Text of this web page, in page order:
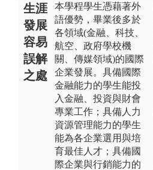
生涯
發展
容易
誤解
之處
本學程學生憑藉著外
語優勢，畢業後多於
各領域(金融、科技、
航空、政府學校機
關、傳媒領域)的國際
企業發展。具備國際
金融能力的學生能投
入金融、投資與財會
專業工作；具備人力
資源管理能力的學生
能為各企業選用與培
育最佳人才；具備國
際企業與行銷能力的